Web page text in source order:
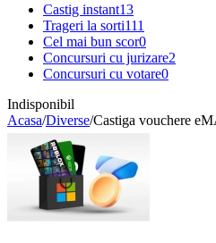
Castig instant13
Trageri la sorti111
Cel mai bun scor0
Concursuri cu jurizare2
Concursuri cu votare0
Indisponibil
Acasa/Diverse/Castiga vouchere